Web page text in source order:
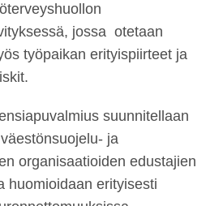
jossa otetaan
työpaikan erityispiirteet ja
suunnitellaan
ja
organisaatioiden edustajien
huomioidaan erityisesti